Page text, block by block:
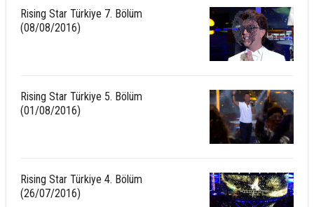
Rising Star Türkiye 7. Bölüm
(08/08/2016)
Rising Star Türkiye 5. Bölüm
(01/08/2016)
Rising Star Türkiye 4. Bölüm
(26/07/2016)